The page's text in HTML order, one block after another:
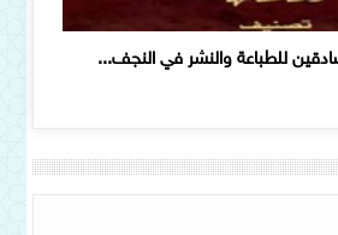
صدر حديثًا عن دار الصادقين للطباعة والنشر في